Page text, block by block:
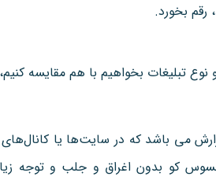
رقم بخورد.
می باشد که در سایت‌ها یا
کو بدون اغراق و جلب و توجه